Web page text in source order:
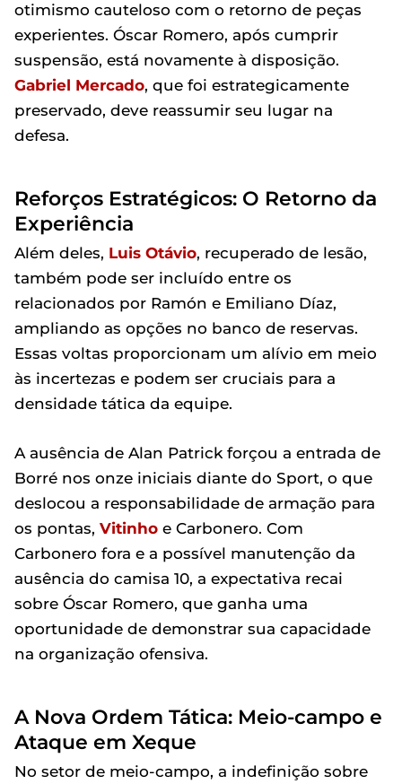
otimismo cauteloso com o retorno de peças
experientes. Óscar Romero, após cumprir
suspensão, está novamente à disposição.
Gabriel Mercado, que foi estrategicamente
preservado, deve reassumir seu lugar na
defesa.
Reforços Estratégicos: O Retorno da
Experiência
Além deles, Luis Otávio, recuperado de lesão,
também pode ser incluído entre os
relacionados por Ramón e Emiliano Díaz,
ampliando as opções no banco de reservas.
Essas voltas proporcionam um alívio em meio
às incertezas e podem ser cruciais para a
densidade tática da equipe.
A ausência de Alan Patrick forçou a entrada de
Borré nos onze iniciais diante do Sport, o que
deslocou a responsabilidade de armação para
os pontas, Vitinho e Carbonero. Com
Carbonero fora e a possível manutenção da
ausência do camisa 10, a expectativa recai
sobre Óscar Romero, que ganha uma
oportunidade de demonstrar sua capacidade
na organização ofensiva.
A Nova Ordem Tática: Meio-campo e
Ataque em Xeque
No setor de meio-campo, a indefinição sobre